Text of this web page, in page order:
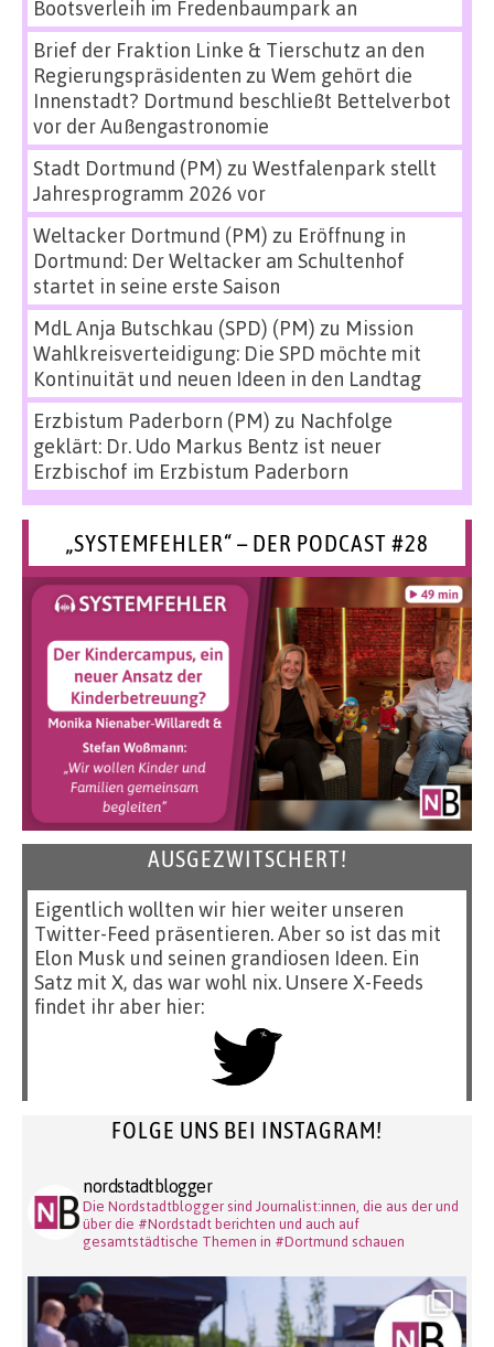
Bootsverleih im Fredenbaumpark an
Brief der Fraktion Linke & Tierschutz an den
Regierungspräsidenten zu Wem gehört die
Innenstadt? Dortmund beschließt Bettelverbot
vor der Außengastronomie
Stadt Dortmund (PM) zu Westfalenpark stellt
Jahresprogramm 2026 vor
Weltacker Dortmund (PM) zu Eröffnung in
Dortmund: Der Weltacker am Schultenhof
startet in seine erste Saison
MdL Anja Butschkau (SPD) (PM) zu Mission
Wahlkreisverteidigung: Die SPD möchte mit
Kontinuität und neuen Ideen in den Landtag
Erzbistum Paderborn (PM) zu Nachfolge
geklärt: Dr. Udo Markus Bentz ist neuer
Erzbischof im Erzbistum Paderborn
„SYSTEMFEHLER“ – DER PODCAST #28
AUSGEZWITSCHERT!
Eigentlich wollten wir hier weiter unseren
Twitter-Feed präsentieren. Aber so ist das mit
Elon Musk und seinen grandiosen Ideen. Ein
Satz mit X, das war wohl nix. Unsere X-Feeds
findet ihr aber hier:
FOLGE UNS BEI INSTAGRAM!
nordstadtblogger
Die Nordstadtblogger sind Journalist:innen, die aus der und
über die #Nordstadt berichten und auch auf
gesamtstädtische Themen in #Dortmund schauen